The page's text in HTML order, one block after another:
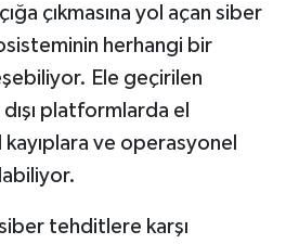
çıkmasına yol açan siber
herhangi bir
Ele geçirilen
platformlarda el
ve operasyonel
siber tehditlere karşı